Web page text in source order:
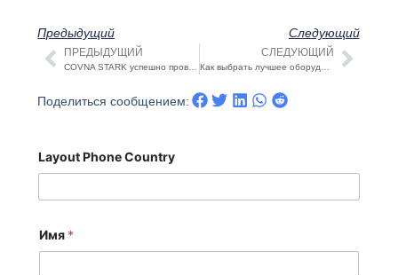
Предыдущий Следующий
Пред
ПРЕДЫДУЩИЙ СЛЕДУЮЩИЙ
Поделиться сообщением:
Layout Phone Country
Имя *